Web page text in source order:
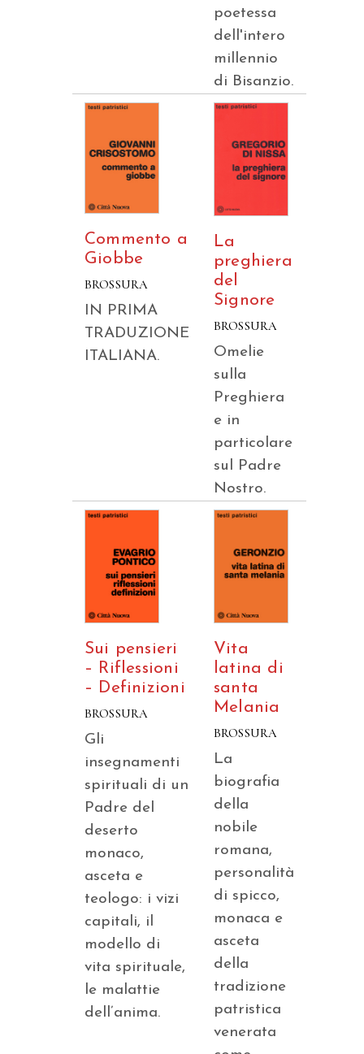
poetessa
dell'intero
millennio
di Bisanzio.
Commento a
Giobbe
BROSSURA
IN PRIMA
TRADUZIONE
ITALIANA.
La
preghiera
del
Signore
BROSSURA
Omelie
sulla
Preghiera
e in
particolare
sul Padre
Nostro.
Sui pensieri
– Riflessioni
– Definizioni
BROSSURA
Gli
insegnamenti
spirituali di un
Padre del
deserto
monaco,
asceta e
teologo: i vizi
capitali, il
modello di
vita spirituale,
le malattie
dell’anima.
Vita
latina di
santa
Melania
BROSSURA
La
biografia
della
nobile
romana,
personalità
di spicco,
monaca e
asceta
della
tradizione
patristica
venerata